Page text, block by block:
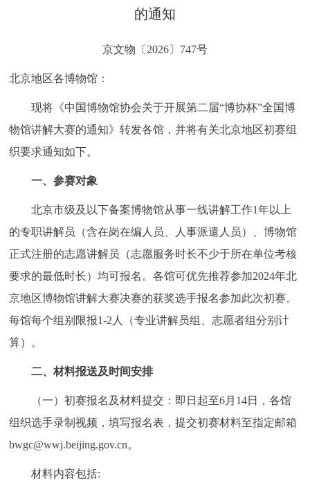
法人服务
中介服务 阳光政务
12345网上接诉即办 我要咨询 我要建议
参与调查 在线访谈 图说互动
走进北京
北京概况 十六区概览 人文北京
ENGLISH 한국어 日本語
DEUTSCH
的通知
京文物〔2026〕747号
北京地区各博物馆：
现将《中国博物馆协会关于开展第二届“博协杯”全国博
物馆讲解大赛的通知》转发各馆，并将有关北京地区初赛组
织要求通知如下。
一、参赛对象
北京市级及以下备案博物馆从事一线讲解工作1年以上
的专职讲解员（含在岗在编人员、人事派遣人员）、博物馆
正式注册的志愿讲解员（志愿服务时长不少于所在单位考核
要求的最低时长）均可报名。各馆可优先推荐参加2024年北
京地区博物馆讲解大赛决赛的获奖选手报名参加此次初赛。
每馆每个组别限报1-2人（专业讲解员组、志愿者组分别计
算）。
二、材料报送及时间安排
（一）初赛报名及材料提交：即日起至6月14日，各馆
组织选手录制视频，填写报名表，提交初赛材料至指定邮箱
bwgc@wwj.beijing.gov.cn。
材料内容包括: